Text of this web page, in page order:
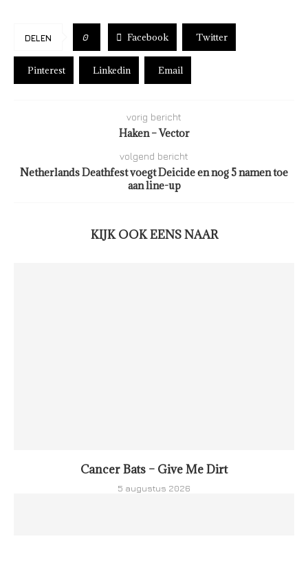
DELEN 0 Facebook Twitter
Pinterest Linkedin Email
vorig bericht
Haken – Vector
volgend bericht
Netherlands Deathfest voegt Deicide en nog 5 namen toe
aan line-up
KIJK OOK EENS NAAR
Cancer Bats – Give Me Dirt
5 augustus 2026